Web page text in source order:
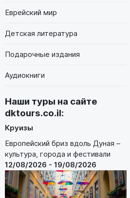
Еврейский мир
Детская литература
Подарочные издания
Аудиокниги
Наши туры на сайте
dktours.co.il:
Круизы
Европейский бриз вдоль Дуная –
культура, города и фестивали
12/08/2026 - 19/08/2026